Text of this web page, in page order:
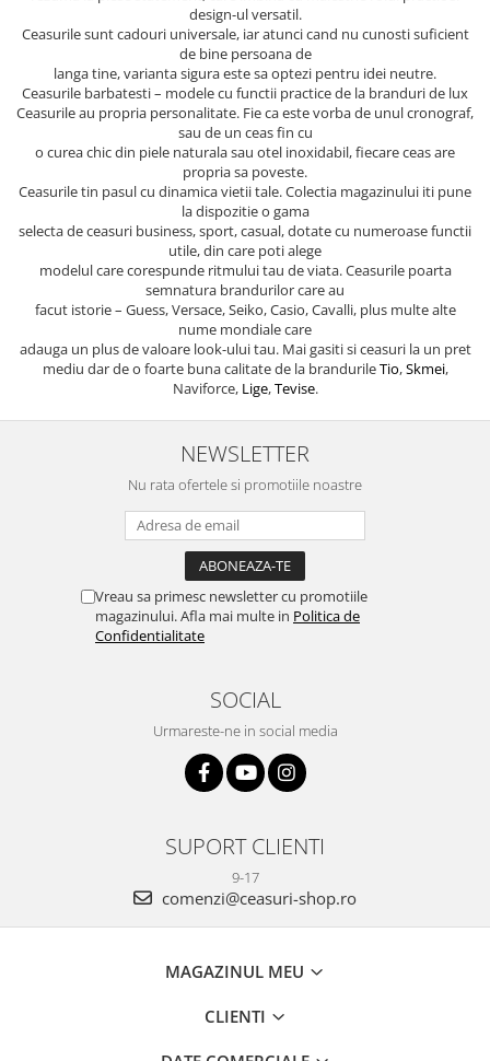
design-ul versatil.
Ceasurile sunt cadouri universale, iar atunci cand nu cunosti suficient
de bine persoana de
langa tine, varianta sigura este sa optezi pentru idei neutre.
Ceasurile barbatesti – modele cu functii practice de la branduri de lux
Ceasurile au propria personalitate. Fie ca este vorba de unul cronograf,
sau de un ceas fin cu
o curea chic din piele naturala sau otel inoxidabil, fiecare ceas are
propria sa poveste.
Ceasurile tin pasul cu dinamica vietii tale. Colectia magazinului iti pune
la dispozitie o gama
selecta de ceasuri business, sport, casual, dotate cu numeroase functii
utile, din care poti alege
modelul care corespunde ritmului tau de viata. Ceasurile poarta
semnatura brandurilor care au
facut istorie – Guess, Versace, Seiko, Casio, Cavalli, plus multe alte
nume mondiale care
adauga un plus de valoare look-ului tau. Mai gasiti si ceasuri la un pret
mediu dar de o foarte buna calitate de la brandurileTio,Skmei,
Naviforce, Lige,Tevise.
NEWSLETTER
Nu rata ofertele si promotiile noastre
Vreau sa primesc newsletter cu promotiile
magazinului. Afla mai multe in Politica de
Confidentialitate
SOCIAL
Urmareste-ne in social media
SUPORT CLIENTI
9-17
comenzi@ceasuri-shop.ro
MAGAZINUL MEU
CLIENTI